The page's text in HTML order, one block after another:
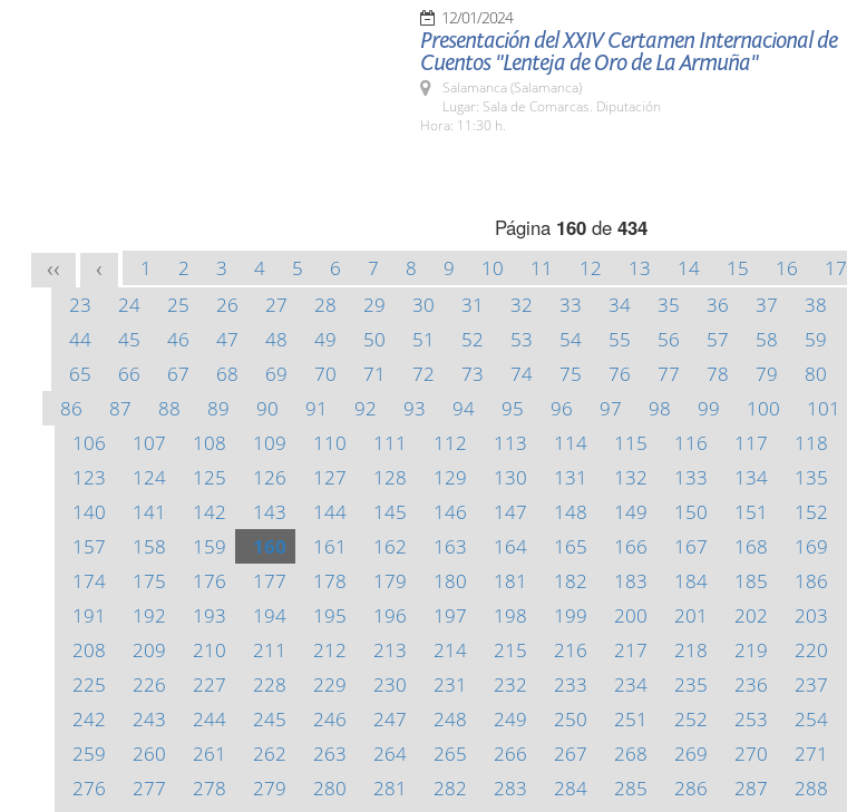
12/01/2024
Presentación del XXIV Certamen Internacional de
Cuentos "Lenteja de Oro de La Armuña"
Salamanca (Salamanca)
Lugar: Sala de Comarcas. Diputación
Hora: 11:30 h.
Página 160de 434
<< < 1 2 3 4 5 6 7 8 9 10 11 12 13 14 15 16 17
23
24 25 26 27 28 29 30 31 32 33 34 35 36 37 38
44
45 46 47 48 49 50 51 52 53 54 55 56 57 58 59
65
66 67 68 69 70 71 72 73 74 75 76 77 78 79 80
86
87 88 89 90 91 92 93 94 95 96 97 98 99 100 101
106
107 108 109 110 111 112 113 114 115 116 117 118
123
124 125 126 127 128 129 130 131 132 133 134 135
140
141 142 143 144 145 146 147 148 149 150 151 152
157
158 159 160 161 162 163 164 165 166 167 168 169
174
175 176 177 178 179 180 181 182 183 184 185 186
191
192 193 194 195 196 197 198 199 200 201 202 203
208
209 210 211 212 213 214 215 216 217 218 219 220
225
226 227 228 229 230 231 232 233 234 235 236 237
242
243 244 245 246 247 248 249 250 251 252 253 254
259
260 261 262 263 264 265 266 267 268 269 270 271
276
277 278 279 280 281 282 283 284 285 286 287 288